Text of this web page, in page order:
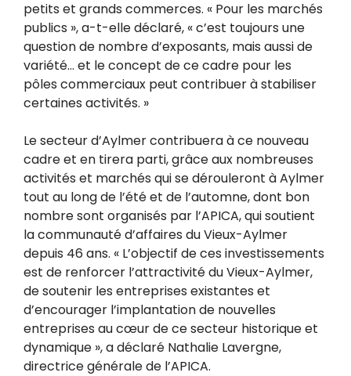
petits et grands commerces. « Pour les marchés
publics », a-t-elle déclaré, « c’est toujours une
question de nombre d’exposants, mais aussi de
variété… et le concept de ce cadre pour les
pôles commerciaux peut contribuer à stabiliser
certaines activités. »
Le secteur d’Aylmer contribuera à ce nouveau
cadre et en tirera parti, grâce aux nombreuses
activités et marchés qui se dérouleront à Aylmer
tout au long de l’été et de l’automne, dont bon
nombre sont organisés par l’APICA, qui soutient
la communauté d’affaires du Vieux-Aylmer
depuis 46 ans. « L’objectif de ces investissements
est de renforcer l’attractivité du Vieux-Aylmer,
de soutenir les entreprises existantes et
d’encourager l’implantation de nouvelles
entreprises au cœur de ce secteur historique et
dynamique », a déclaré Nathalie Lavergne,
directrice générale de l’APICA.